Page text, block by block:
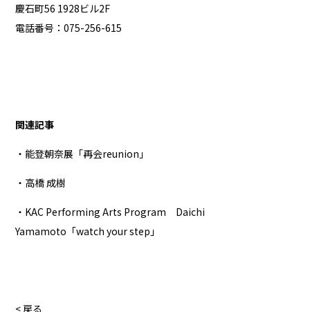
慶石町56 1928ビル2F
電話番号：075-256-615
関連記事
・能登朝奈展「再会reunion」
・高橋 成樹
・KAC Performing Arts Program Daichi
Yamamoto「watch your step」
< 戻る